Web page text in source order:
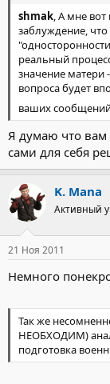
shmak, А мне вот
заблуждение,
реальный
значение матери
вопроса будет
ваших
Я думаю что вам
сами для себя
K. Mana
Активный
21 Ноя 2011
Немного
Так же
НЕОБХОДИМ)
подготовка